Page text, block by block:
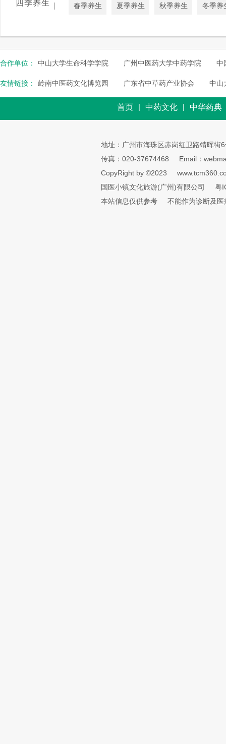
四季养生 | 春季养生 夏季养生 秋季养生 冬季养
合作单位： 中山大学生命科学学院 广州中医药大学中药学院 中
友情链接： 岭南中医药文化博览园 广东省中草药产业协会 中山
首页 | 中药文化 | 中华药典
地址：广州市海珠区赤岗红卫路靖晖街
传真：020-37674468
Email：
CopyRight by ©2023
国医小镇文化旅游(广州)有限公司
粤
本站信息仅供参考
不能作为诊断及医